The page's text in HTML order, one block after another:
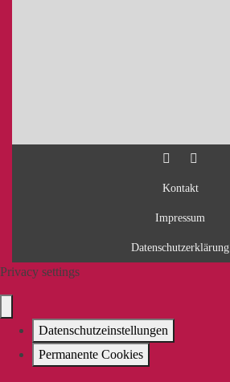
Kontakt
Impressum
Datenschutzerklärung
Privacy settings
Datenschutzeinstellungen
Permanente Cookies